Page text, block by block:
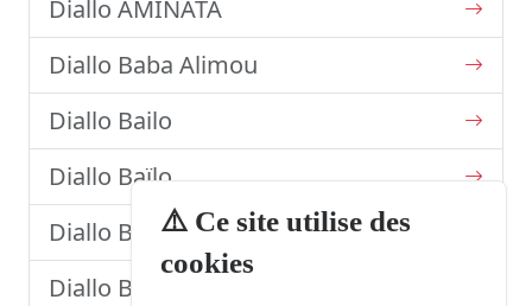
Diallo AMINATA
Diallo Baba Alimou
Diallo Bailo
Diallo Baïlo
Diallo Baïlo
Diallo Bobody
⚠️ Ce site utilise des
cookies